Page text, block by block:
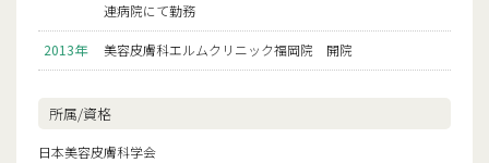
連病院にて勤務
2013年 美容皮膚科エルムクリニック福岡院 開院
所属/資格
日本美容皮膚科学会